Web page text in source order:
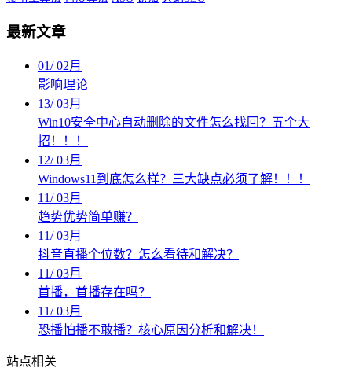
最新文章
01/02月
影响理论
13/03月
Win10安全中心自动删除的文件怎么找回？五个大
招！！！
12/03月
Windows11到底怎么样？三大缺点必须了解！！！
11/03月
趋势优势简单赚？
11/03月
抖音直播个位数？怎么看待和解决？
11/03月
首播，首播存在吗？
11/03月
恐播怕播不敢播？核心原因分析和解决！
站点相关